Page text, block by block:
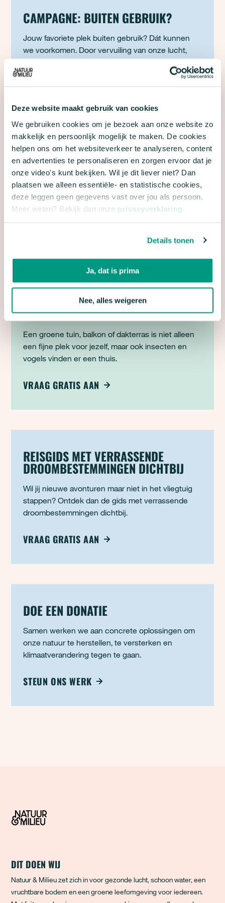
Deze website maakt gebruik van cookies
We gebruiken cookies om je bezoek aan onze website zo
makkelijk en persoonlijk mogelijk te maken. De cookies
helpen ons om het websiteverkeer te analyseren, content
en advertenties te personaliseren en zorgen ervoor dat je
onze video's kunt bekijken. Wil je dit liever niet? Dan
plaatsen we alleen essentiële- en statistische cookies,
deze leggen geen gegevens vast over jou als persoon.
Meer weten? Bekijk dan onze privacyverklaring
Details tonen
Ja, dat is prima
Nee, alles weigeren
CAMPAGNE: BUITEN GEBRUIK?
Jouw favoriete plek buiten gebruik? Dát kunnen
we voorkomen. Door vervuiling van onze lucht,
water en bodem staat onze natuur steeds meer
onder druk. Roep de politiek op om onze
TENTOONSTELLING: IMPACT VAN
BESTRIJDINGSMIDDELEN
De tentoonstelling 'De verborgen impact van
bestrijdingsmiddelen' brengt gevolgen van
bestrijdingsmiddelen op indrukwekkende wijze in
MEER OVER DE TENTOONSTELLING
TUINGIDS VOOR EEN GROENE TUIN
Een groene tuin, balkon of dakterras is niet alleen
een fijne plek voor jezelf, maar ook insecten en
vogels vinden er een thuis.
VRAAG GRATIS AAN
REISGIDS MET VERRASSENDE
DROOMBESTEMMINGEN DICHTBIJ
Wil jij nieuwe avonturen maar niet in het vliegtuig
stappen? Ontdek dan de gids met verrassende
droombestemmingen dichtbij.
VRAAG GRATIS AAN
DOE EEN DONATIE
Samen werken we aan concrete oplossingen om
onze natuur te herstellen, te versterken en
klimaatverandering tegen te gaan.
STEUN ONS WERK
DIT DOEN WIJ
Natuur & Milieu zet zich in voor gezonde lucht, schoon water, een
vruchtbare bodem en een groene leefomgeving voor iedereen.